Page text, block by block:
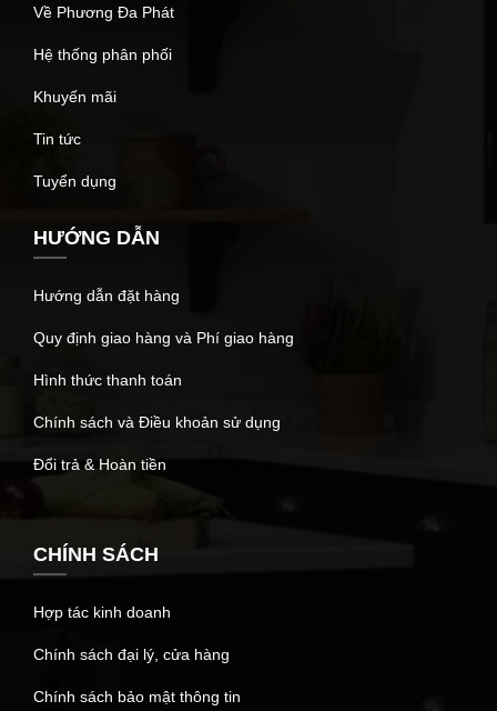
Về Phương Đa Phát
Hệ thống phân phối
Khuyến mãi
Tin tức
Tuyển dụng
HƯỚNG DẪN
Hướng dẫn đặt hàng
Quy định giao hàng và Phí giao hàng
Hình thức thanh toán
Chính sách và Điều khoản sử dụng
Đổi trả & Hoàn tiền
CHÍNH SÁCH
Hợp tác kinh doanh
Chính sách đại lý, cửa hàng
Chính sách bảo mật thông tin